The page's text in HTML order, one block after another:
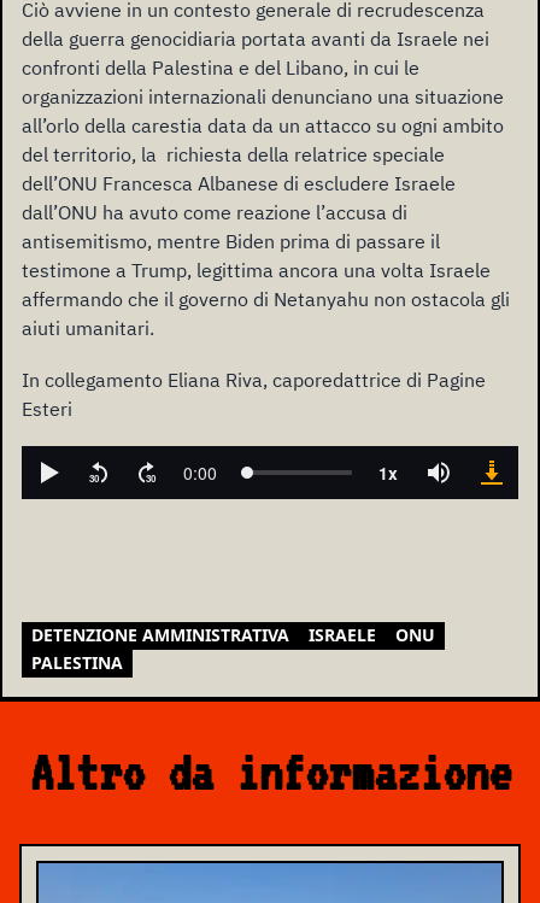
Ciò avviene in un contesto generale di recrudescenza
della guerra genocidiaria portata avanti da Israele nei
confronti della Palestina e del Libano, in cui le
organizzazioni internazionali denunciano una situazione
all’orlo della carestia data da un attacco su ogni ambito
del territorio, la richiesta della relatrice speciale
dell’ONU Francesca Albanese di escludere Israele
dall’ONU ha avuto come reazione l’accusa di
antisemitismo, mentre Biden prima di passare il
testimone a Trump, legittima ancora una volta Israele
affermando che il governo di Netanyahu non ostacola gli
aiuti umanitari.
In collegamento Eliana Riva, caporedattrice di Pagine
Esteri
DETENZIONE AMMINISTRATIVA ISRAELE
ONU
PALESTINA
Altro da informazione